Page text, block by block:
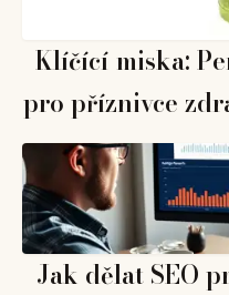
Klíčící miska:
pro příznivce
Jak dělat SEO